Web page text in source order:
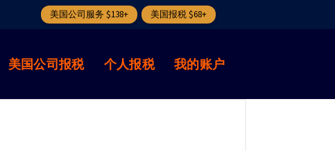
美国公司服务 $138+ 美国报税 $68+
美国公司报税 个人报税 我的账户